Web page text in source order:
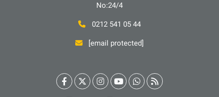
No:24/4
0212 541 05 44
[email protected]